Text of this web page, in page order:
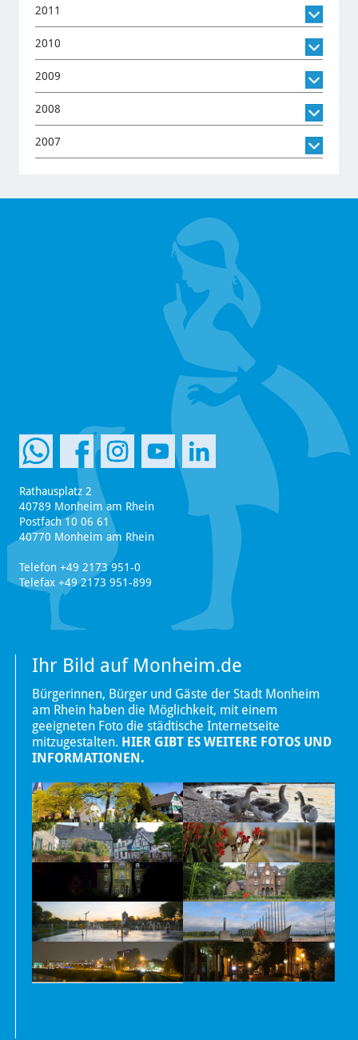
2011
2010
2009
2008
2007
Rathausplatz 2
40789 Monheim am Rhein
Postfach 10 06 61
40770 Monheim am Rhein
Telefon +49 2173 951-0
Telefax +49 2173 951-899
Ihr Bild auf Monheim.de
Bürgerinnen, Bürger und Gäste der Stadt Monheim
am Rhein haben die Möglichkeit, mit einem
geeigneten Foto die städtische Internetseite
mitzugestalten. HIER GIBT ES WEITERE FOTOS UND
INFORMATIONEN.